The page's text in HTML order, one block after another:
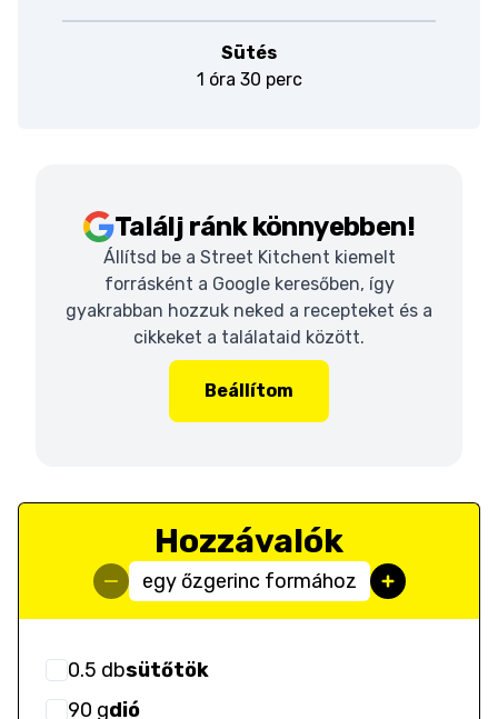
Sütés
1 óra 30 perc
Találj ránk könnyebben!
Állítsd be a Street Kitchent kiemelt
forrásként a Google keresőben, így
gyakrabban hozzuk neked a recepteket és a
cikkeket a találataid között.
Beállítom
Hozzávalók
egy őzgerinc formához
0.5 dbsütőtök
90 gdió